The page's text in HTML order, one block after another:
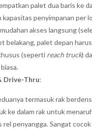
palet dua baris ke
kapasitas penyimpanan per
akses langsung
belakang, palet depan
(seperti reach truck)
Drive-Thru:
termasuk rak
ke dalam rak untuk
rel penyangga. Sangat